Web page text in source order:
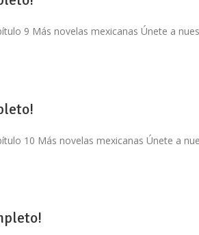
9 Más novelas mexicanas Únete a
10 Más novelas mexicanas Únete a